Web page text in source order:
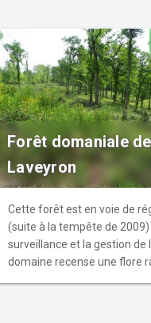
Forêt domaniale de
Laveyron
Cette forêt est en voie de
(suite à la tempête de 2009)
surveillance et la gestion de
domaine recense une flore